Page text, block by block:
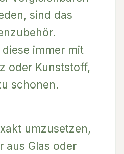
sind das
immer mit
oder Kunststoff,
schonen.
umzusetzen,
aus Glas oder